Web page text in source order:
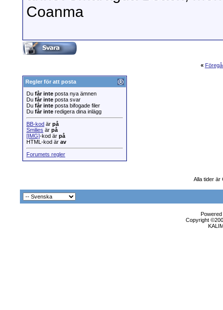
Coanma
«
Regler för att posta
Du får inte posta nya ämnen
Du får inte posta svar
Du får inte posta bifogade filer
Du får inte redigera dina inlägg
BB-kod är på
Smilies är på
[IMG]-kod är på
HTML-kod är av
Forumets regler
Alla tider är
Copyright